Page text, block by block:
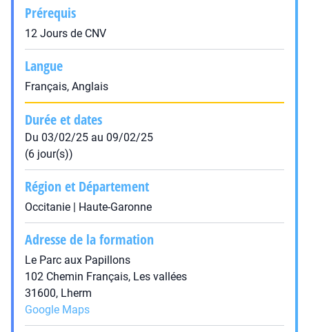
Prérequis
12 Jours de CNV
Langue
Français, Anglais
Durée et dates
Du 03/02/25 au 09/02/25
(6 jour(s))
Région et Département
Occitanie | Haute-Garonne
Adresse de la formation
Le Parc aux Papillons
102 Chemin Français, Les vallées
31600, Lherm
Google Maps